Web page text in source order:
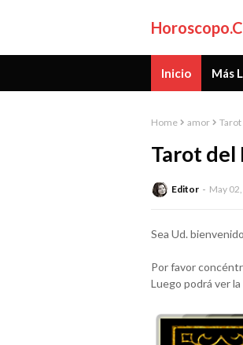
Inicio Más
Home amor
Tarot del
Editor May
Sea Ud.
Por favor
Luego podrá ver